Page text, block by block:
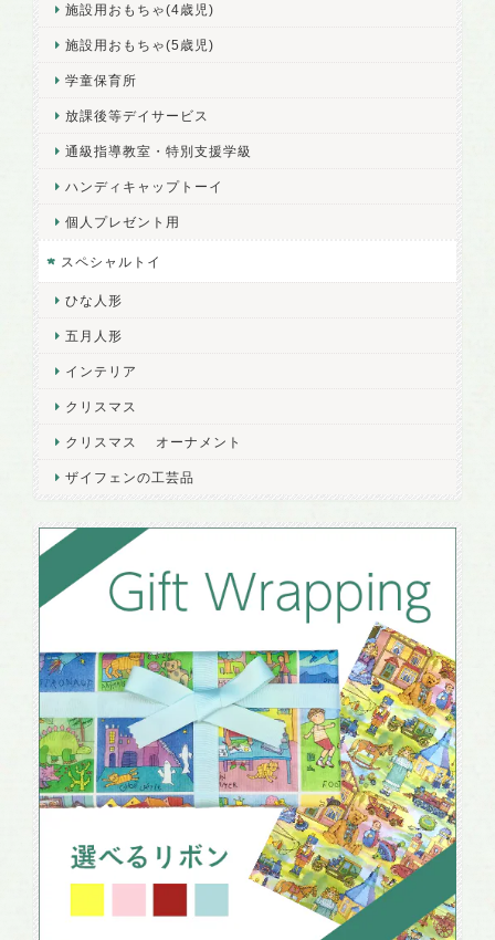
施設用おもちゃ(4歳児)
施設用おもちゃ(5歳児)
学童保育所
放課後等デイサービス
通級指導教室・特別支援学級
ハンディキャップトーイ
個人プレゼント用
スペシャルトイ
ひな人形
五月人形
インテリア
クリスマス
クリスマス オーナメント
ザイフェンの工芸品